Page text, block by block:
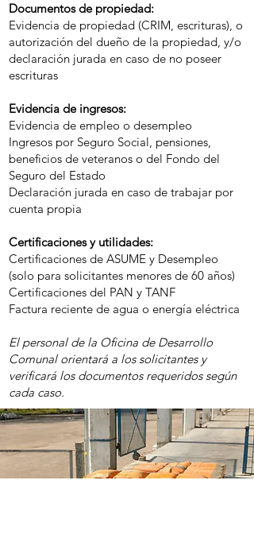
Documentos de propiedad:
Evidencia de propiedad (CRIM, escrituras), o
autorización del dueño de la propiedad, y/o
declaración jurada en caso de no poseer
escrituras
Evidencia de ingresos:
Evidencia de empleo o desempleo
Ingresos por Seguro Social, pensiones,
beneficios de veteranos o del Fondo del
Seguro del Estado
Declaración jurada en caso de trabajar por
cuenta propia
Certificaciones y utilidades:
Certificaciones de ASUME y Desempleo
(solo para solicitantes menores de 60 años)
Certificaciones del PAN y TANF
Factura reciente de agua o energía eléctrica
El personal de la Oficina de Desarrollo
Comunal orientará a los solicitantes y
verificará los documentos requeridos según
cada caso.